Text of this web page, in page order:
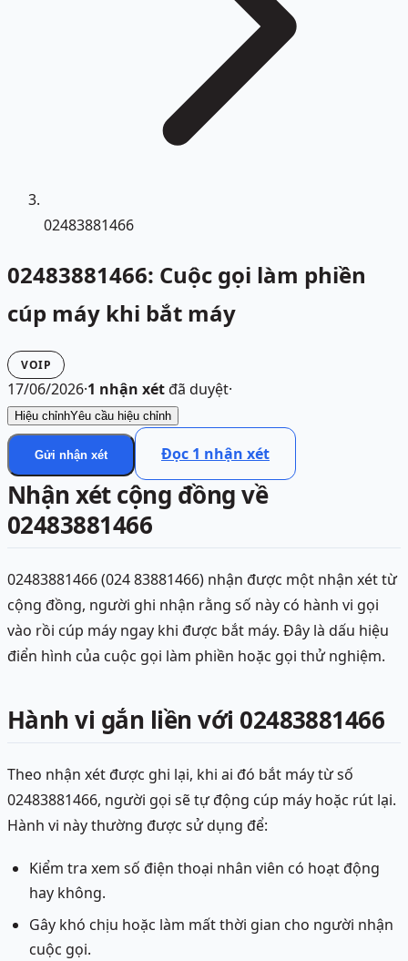
02483881466
02483881466: Cuộc gọi làm phiền
cúp máy khi bắt máy
VOIP
17/06/2026·1 nhận xétđã duyệt·
Hiệu chỉnhYêu cầu hiệu chỉnh
Gửi nhận xét Đọc 1 nhận xét
Nhận xét cộng đồng về
02483881466
02483881466 (024 83881466) nhận được một nhận xét từ
cộng đồng, người ghi nhận rằng số này có hành vi gọi
vào rồi cúp máy ngay khi được bắt máy. Đây là dấu hiệu
điển hình của cuộc gọi làm phiền hoặc gọi thử nghiệm.
Hành vi gắn liền với 02483881466
Theo nhận xét được ghi lại, khi ai đó bắt máy từ số
02483881466, người gọi sẽ tự động cúp máy hoặc rút lại.
Hành vi này thường được sử dụng để:
Kiểm tra xem số điện thoại nhân viên có hoạt động
hay không.
Gây khó chịu hoặc làm mất thời gian cho người nhận
cuộc gọi.